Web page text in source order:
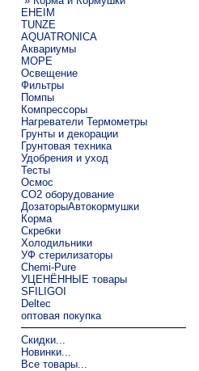
EHEIM
TUNZE
AQUATRONICA
Аквариумы
МОРЕ
Освещение
Фильтры
Помпы
Компрессоры
Нагреватели Термометры
Грунты и декорации
Грунтовая техника
Удобрения и уход
Тесты
Осмос
CO2 оборудование
ДозаторыАвтокормушки
Корма
Скребки
Холодильники
УФ стерилизаторы
Chemi-Pure
УЦЕНЁННЫЕ товары
SFILIGOI
Deltec
оптовая покупка
Скидки...
Новинки...
Все товары...